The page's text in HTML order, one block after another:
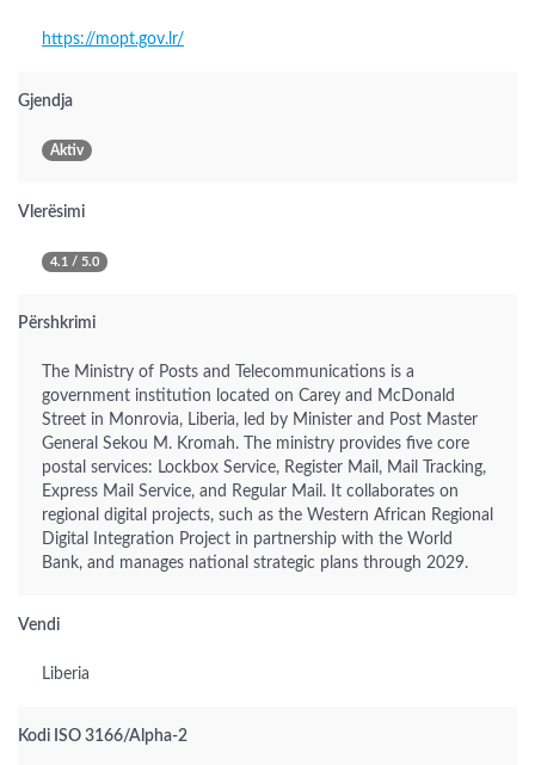
https://mopt.gov.lr/
Gjendja
Aktiv
Vlerësimi
4.1 / 5.0
Përshkrimi
The Ministry of Posts and Telecommunications is a
government institution located on Carey and McDonald
Street in Monrovia, Liberia, led by Minister and Post Master
General Sekou M. Kromah. The ministry provides five core
postal services: Lockbox Service, Register Mail, Mail Tracking,
Express Mail Service, and Regular Mail. It collaborates on
regional digital projects, such as the Western African Regional
Digital Integration Project in partnership with the World
Bank, and manages national strategic plans through 2029.
Vendi
Liberia
Kodi ISO 3166/Alpha-2